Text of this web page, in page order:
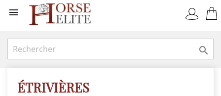


ÉTRIVIÈRES